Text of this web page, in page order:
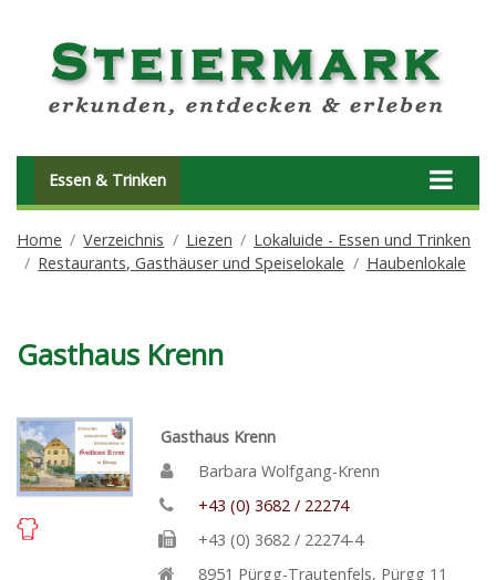
Essen & Trinken
Home Verzeichnis Liezen
Lokaluide - Essen und Trinken
Restaurants, Gasthäuser und Speiselokale
Haubenlokale
Gasthaus Krenn
Gasthaus Krenn
Barbara Wolfgang-Krenn
+43 (0) 3682 / 22274
+43 (0) 3682 / 22274-4
8951 Pürgg-Trautenfels, Pürgg 11